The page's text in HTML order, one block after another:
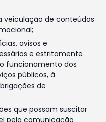
veiculação de conteúdos
avisos e
e estritamente
funcionamento dos
públicos, à
de
que possam suscitar